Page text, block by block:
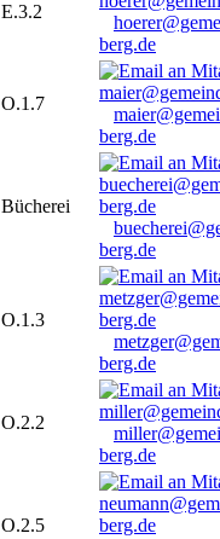
E.3.2
berg.de
O.1.7
berg.de
Bücherei
berg.de
O.1.3
berg.de
O.2.2
berg.de
O.2.5